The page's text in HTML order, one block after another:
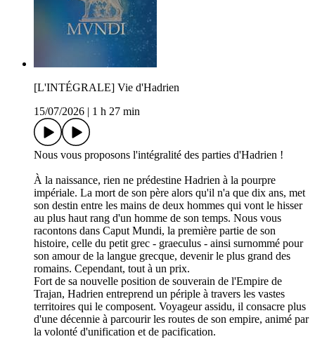
[L'INTÉGRALE] Vie d'Hadrien
15/07/2026
1 h 27 min
Nous vous proposons l'intégralité des parties d'Hadrien !
À la naissance, rien ne prédestine Hadrien à la pourpre
impériale. La mort de son père alors qu'il n'a que dix ans, met
son destin entre les mains de deux hommes qui vont le hisser
au plus haut rang d'un homme de son temps. Nous vous
racontons dans Caput Mundi, la première partie de son
histoire, celle du petit grec - graeculus - ainsi surnommé pour
son amour de la langue grecque, devenir le plus grand des
romains. Cependant, tout à un prix.
Fort de sa nouvelle position de souverain de l'Empire de
Trajan, Hadrien entreprend un périple à travers les vastes
territoires qui le composent. Voyageur assidu, il consacre plus
d'une décennie à parcourir les routes de son empire, animé par
la volonté d'unification et de pacification.